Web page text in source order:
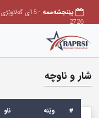
پێنجشەممه
- 15ی گەلاوێژی
2726
شار و ناوچە
# وێنه‌ ناو